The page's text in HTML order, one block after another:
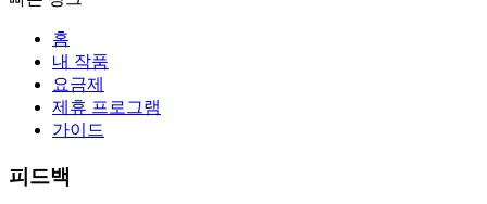
홈
내 작품
요금제
제휴 프로그램
가이드
피드백